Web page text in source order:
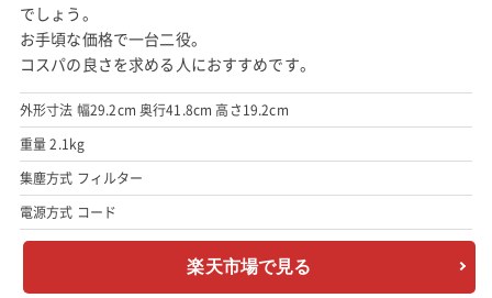
でしょう。
お手頃な価格で一台二役。
コスパの良さを求める人におすすめです。
外形寸法 幅29.2cm 奥行41.8cm 高さ19.2cm
重量 2.1kg
集塵方式 フィルター
電源方式 コード
楽天市場で見る